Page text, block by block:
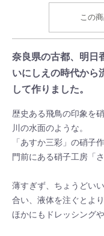
この
奈良県の古都、明日
いにしえの時代から
して作りました。
歴史ある飛鳥の印象を
川の水面のような。
「あすか三彩」の硝子
門前にある硝子工房「
薄すぎず、ちょうどい
合い、液体を注ぐとよ
ほかにもドレッシング